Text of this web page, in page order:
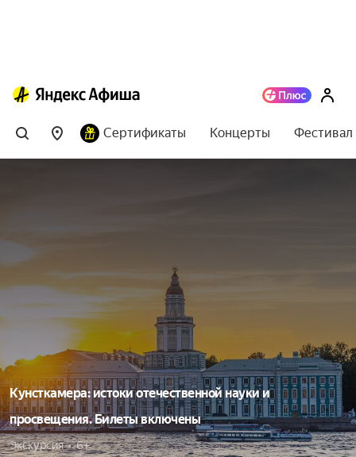
Сертификаты Концерты
Кунсткамера: истоки отечественной науки и
просвещения. Билеты включены
Экскурсия  •  6+